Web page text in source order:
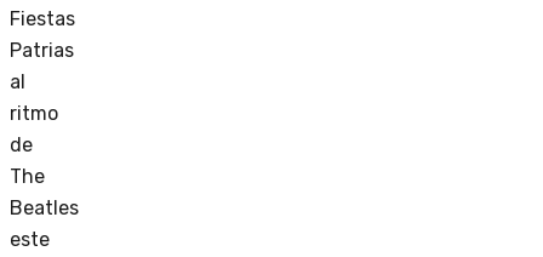
Fiestas
Patrias
al
ritmo
de
The
Beatles
este